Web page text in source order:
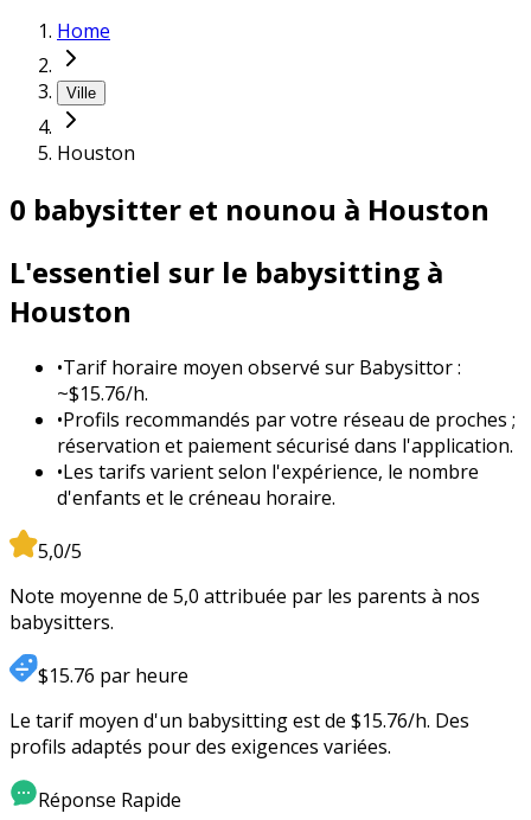
Home
Ville
Houston
0 babysitter et nounou à Houston
L'essentiel sur le babysitting à
Houston
•Tarif horaire moyen observé sur Babysittor :
~$15.76/h.
•Profils recommandés par votre réseau de proches ;
réservation et paiement sécurisé dans l'application.
•Les tarifs varient selon l'expérience, le nombre
d'enfants et le créneau horaire.
5,0/5
Note moyenne de 5,0 attribuée par les parents à nos
babysitters.
$15.76 par heure
Le tarif moyen d'un babysitting est de $15.76/h. Des
profils adaptés pour des exigences variées.
Réponse Rapide